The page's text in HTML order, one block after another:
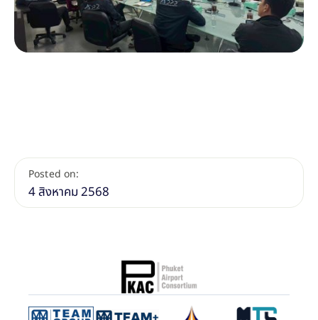
Posted on:
4 สิงหาคม 2568